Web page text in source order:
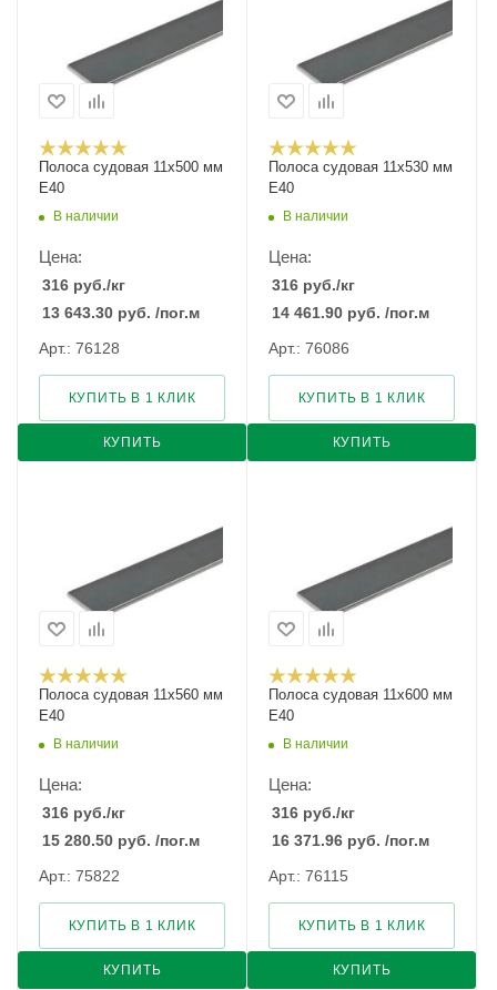
Полоса судовая 11х500 мм
E40
В наличии
Цена:
316 руб./кг
13 643.30 руб. /пог.м
Арт.: 76128
КУПИТЬ
КУПИТЬ В 1 КЛИК
Полоса судовая 11х530 мм
E40
В наличии
Цена:
316 руб./кг
14 461.90 руб. /пог.м
Арт.: 76086
КУПИТЬ
КУПИТЬ В 1 КЛИК
Полоса судовая 11х560 мм
E40
В наличии
Цена:
316 руб./кг
15 280.50 руб. /пог.м
Арт.: 75822
КУПИТЬ
КУПИТЬ В 1 КЛИК
Полоса судовая 11х600 мм
E40
В наличии
Цена:
316 руб./кг
16 371.96 руб. /пог.м
Арт.: 76115
КУПИТЬ
КУПИТЬ В 1 КЛИК